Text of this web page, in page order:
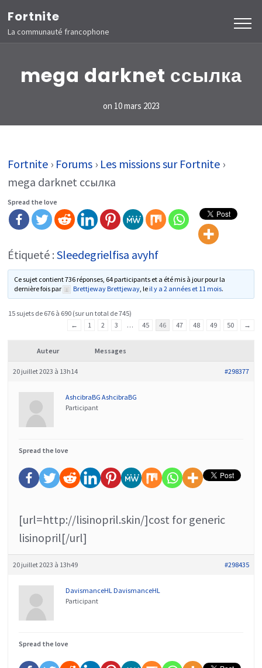
Aller
au
contenu
Entrée)
Fortnite
La communauté francophone
mega darknet ссылка
on 10 mars 2023
Fortnite › Forums › Les missions sur Fortnite ›
mega darknet ссылка
Spread the love
Étiqueté :Sleedegrielfisa avyhf
Ce sujet contient 736 réponses, 64 participants et a été mis à jour pour la
dernière fois par
Brettjeway Brettjeway, le il y a 2 années et 11 mois.
15 sujets de 676 à 690 (sur un total de 745)
←
1 2 3 … 45 46 47 48 49 50 →
Auteur Messages
20 juillet 2023 à 13h14 #298377
AshcibraBG AshcibraBG
Participant
Spread the love
[url=http://lisinopril.skin/]cost for generic
lisinopril[/url]
20 juillet 2023 à 13h49 #298435
DavismanceHL DavismanceHL
Participant
Spread the love